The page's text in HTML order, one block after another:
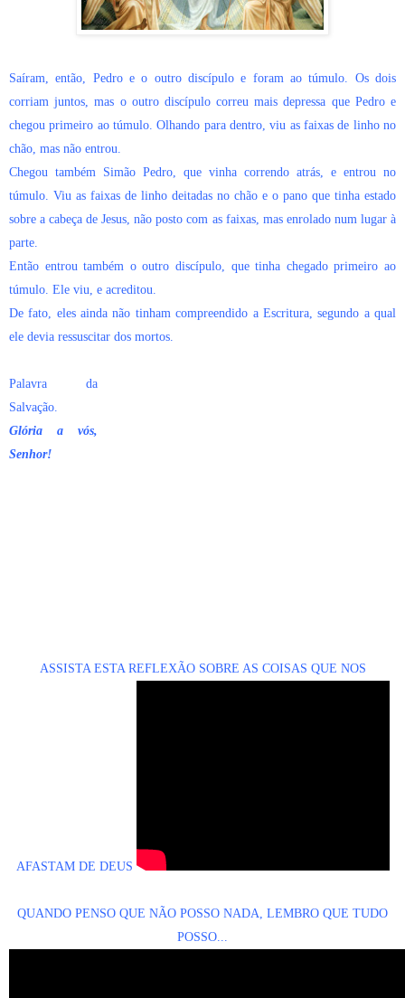
Saíram, então, Pedro e o outro discípulo e foram ao túmulo. Os dois
corriam juntos, mas o outro discípulo correu mais depressa que Pedro e
chegou primeiro ao túmulo. Olhando para dentro, viu as faixas de linho no
chão, mas não entrou.
Chegou também Simão Pedro, que vinha correndo atrás, e entrou no
túmulo. Viu as faixas de linho deitadas no chão e o pano que tinha estado
sobre a cabeça de Jesus, não posto com as faixas, mas enrolado num lugar à
parte.
Então entrou também o outro discípulo, que tinha chegado primeiro ao
túmulo. Ele viu, e acreditou.
De fato, eles ainda não tinham compreendido a Escritura, segundo a qual
ele devia ressuscitar dos mortos.
Palavra da
Salvação.
Glória a vós,
Senhor!
ASSISTA ESTA REFLEXÃO SOBRE AS COISAS QUE NOS
AFASTAM DE DEUS
QUANDO PENSO QUE NÃO POSSO NADA, LEMBRO QUE TUDO
POSSO...